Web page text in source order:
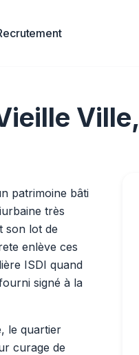
patrimoine bâti
très
son lot de
enlève ces
ISDI quand
signé à la
le quartier
curage de